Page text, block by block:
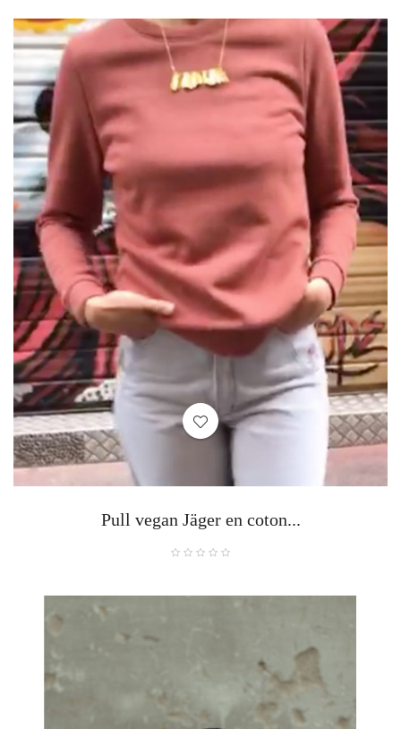
Pull vegan Jäger en coton...